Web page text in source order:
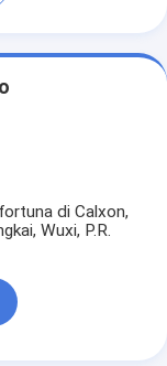
di Calxon,
Wuxi, P.R.